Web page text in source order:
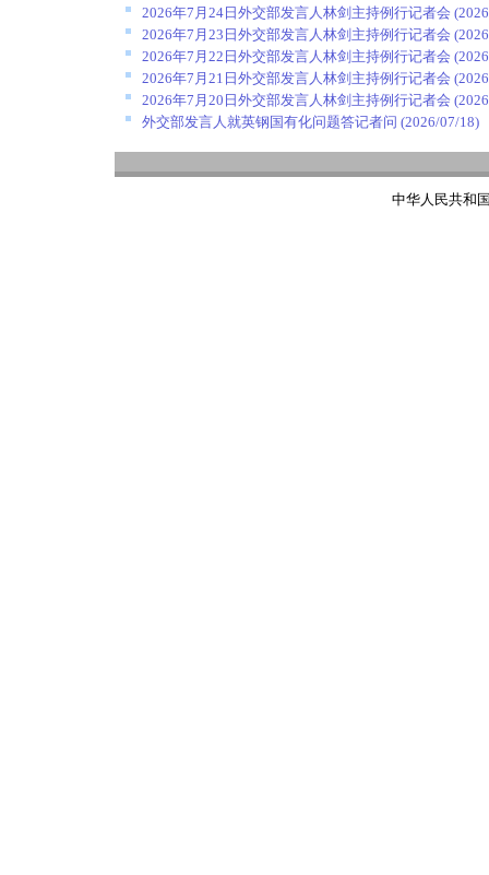
2026年7月24日外交部发言人林剑主持例行记者会
2026年7月23日外交部发言人林剑主持例行记者会
2026年7月22日外交部发言人林剑主持例行记者会
2026年7月21日外交部发言人林剑主持例行记者会
2026年7月20日外交部发言人林剑主持例行记者会
外交部发言人就英钢国有化问题答记者问 (2026/07/18)
中华人民共和